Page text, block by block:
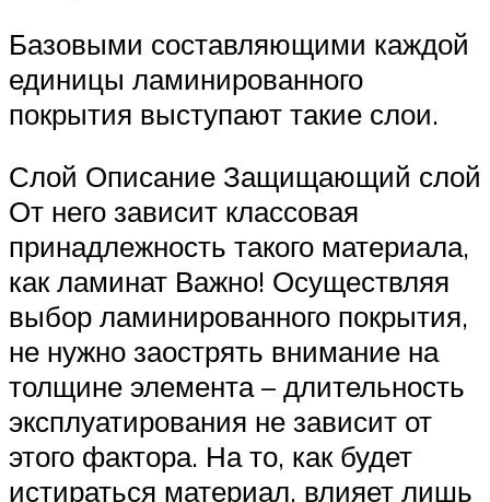
Базовыми составляющими каждой
единицы ламинированного
покрытия выступают такие слои.
Слой Описание Защищающий слой
От него зависит классовая
принадлежность такого материала,
как ламинат Важно! Осуществляя
выбор ламинированного покрытия,
не нужно заострять внимание на
толщине элемента – длительность
эксплуатирования не зависит от
этого фактора. На то, как будет
истираться материал, влияет лишь